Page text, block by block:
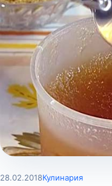
28.02.2018Кулинария